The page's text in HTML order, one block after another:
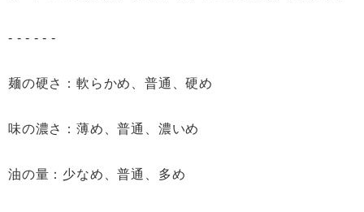
- - - - - -
麺の硬さ：軟らかめ、普通、硬め
味の濃さ：薄め、普通、濃いめ
油の量：少なめ、普通、多め